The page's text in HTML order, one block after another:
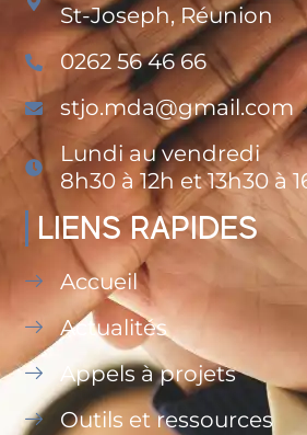
St-Joseph, Réunion
0262 56 46 66
stjo.mda@gmail.com
Lundi au vendredi
8h30 à 12h et 13h30 à
LIENS RAPIDES
Accueil
Actualités
Appels à projets
Outils et ressources